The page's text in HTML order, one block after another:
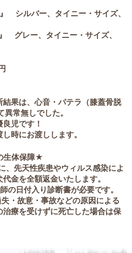
ルバー、タイニー・サイズ、
レー、タイニー・サイズ、
果は、心音・パテラ（膝蓋骨脱
常無しでした。
児です！
時にお渡しします。
生体保障★
、先天性疾患やウィルス感染によ
金を全額返金いたします。
の日付入り診断書が必要です。
・故意・事故などの原因による
療を受けずに死亡した場合は保